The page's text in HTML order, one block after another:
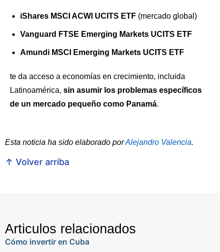
iShares MSCI ACWI UCITS ETF(mercado global)
Vanguard FTSE Emerging Markets UCITS ETF
Amundi MSCI Emerging Markets UCITS ETF
te da acceso a economías en crecimiento, incluida
Latinoamérica, sin asumir los problemas específicos
de un mercado pequeño como Panamá.
Esta noticia ha sido elaborado porAlejandro Valencia.
↑ Volver arriba
Articulos relacionados
Cómo invertir en Cuba